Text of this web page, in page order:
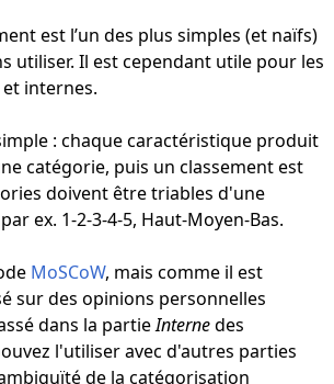
est l’un des plus simples (et naïfs)
utiliser. Il est cependant utile pour les
internes.
: chaque caractéristique produit
catégorie, puis un classement est
doivent être triables d'une
ex. 1-2-3-4-5, Haut-Moyen-Bas.
MoSCoW, mais comme il est
sur des opinions personnelles
dans la partieInternedes
l'utiliser avec d'autres parties
de la catégorisation